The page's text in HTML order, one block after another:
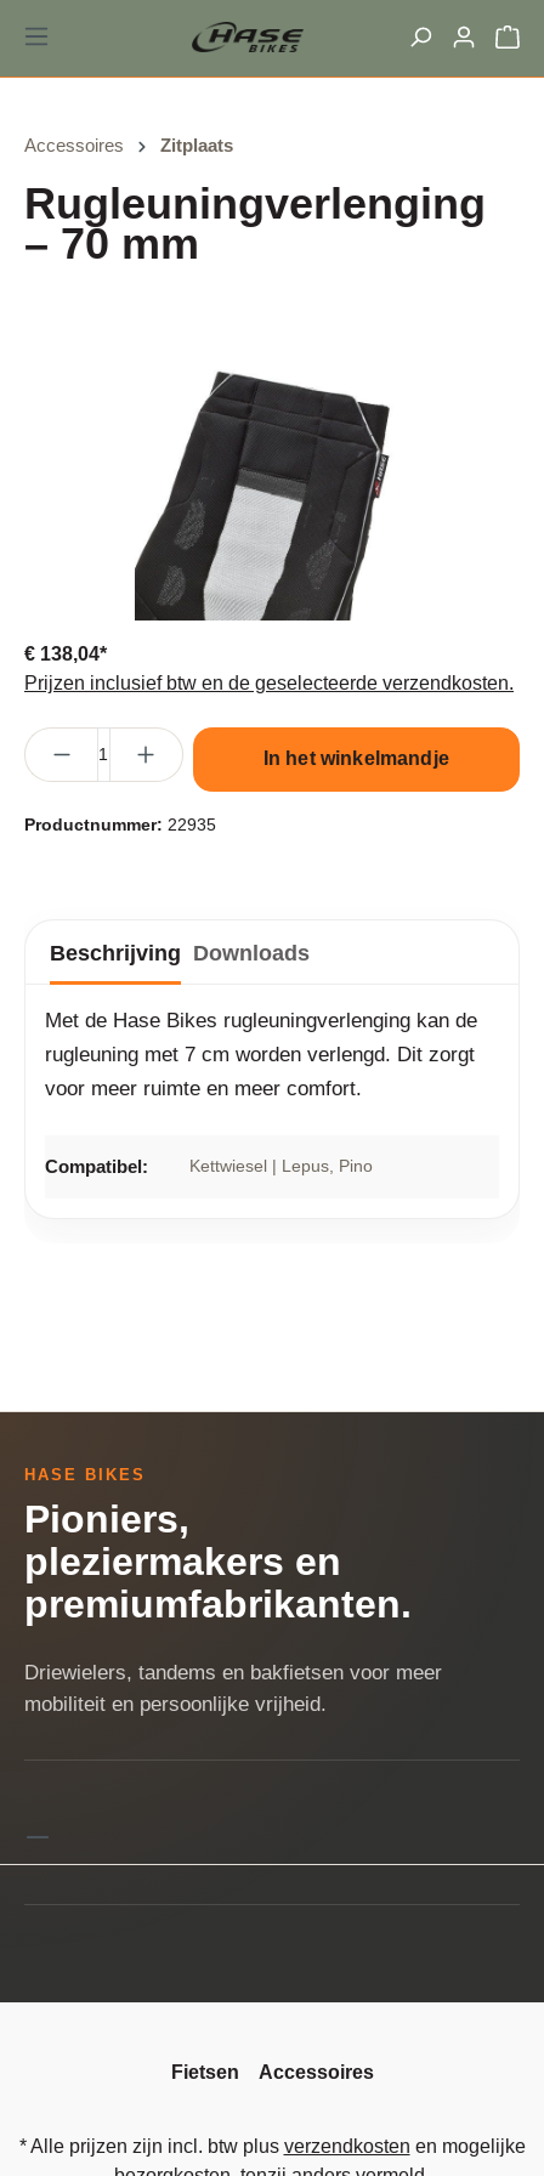
Accessoires Zitplaats
Rugleuningverlenging
– 70 mm
€ 138,04*
Prijzen inclusief btw en de geselecteerde verzendkosten.
Producthoeveelheid: Voer de gewenste hoeveelheid in of
In het winkelmandje
Productnummer: 22935
Beschrijving Downloads
Met de Hase Bikes rugleuningverlenging kan de
rugleuning met 7 cm worden verlengd. Dit zorgt
voor meer ruimte en meer comfort.
Compatibel: Kettwiesel | Lepus , Pino
HASE BIKES
Pioniers,
pleziermakers en
premiumfabrikanten.
Driewielers, tandems en bakfietsen voor meer
mobiliteit en persoonlijke vrijheid.
Fietsen Accessoires
* Alle prijzen zijn incl. btw plus verzendkosten en mogelijke